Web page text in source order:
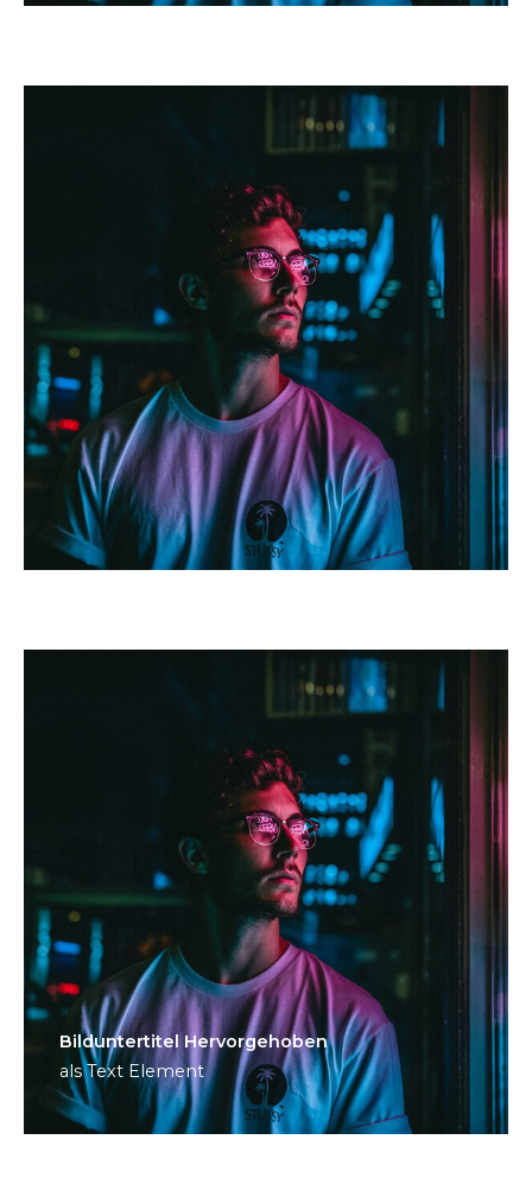
Bild­unter­titel Hervorgehoben
als Text Element